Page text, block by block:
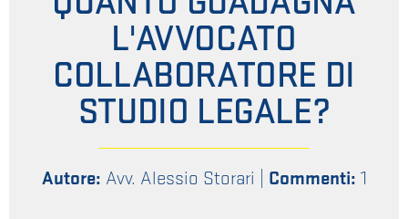
L'AVVOCATO
COLLABORATORE DI
STUDIO LEGALE?
Autore: Avv. Alessio Storari Commenti: 1